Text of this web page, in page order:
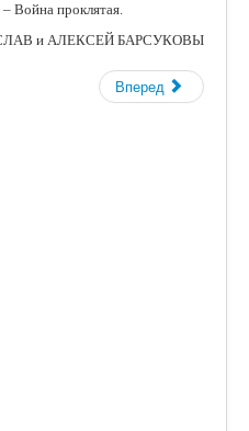
– Война проклятая.
и АЛЕКСЕЙ БАРСУКОВЫ
Вперед